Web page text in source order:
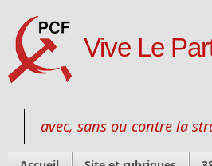
Vive Le
avec, sans ou contre la